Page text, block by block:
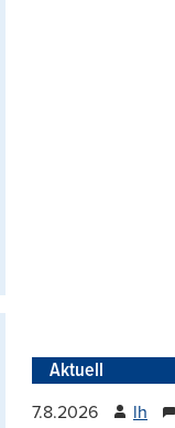
Aktuell
7.8.2026 lh